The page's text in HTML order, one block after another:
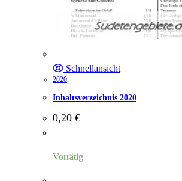
Schnellansicht
2020
Inhaltsverzeichnis 2020
0,20 €
Vorrätig